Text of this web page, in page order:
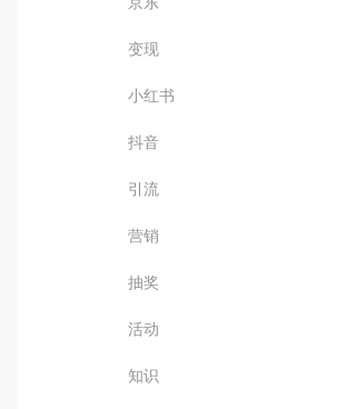
变现
小红书
抖音
引流
营销
抽奖
活动
知识